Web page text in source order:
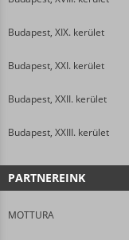
Budapest, XIX. kerület
Budapest, XXI. kerület
Budapest, XXII. kerület
Budapest, XXIII. kerület
PARTNEREINK
MOTTURA